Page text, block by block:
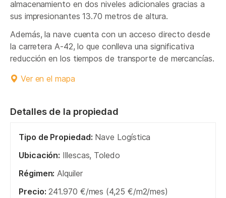
almacenamiento en dos niveles adicionales gracias a
sus impresionantes 13.70 metros de altura.
Además, la nave cuenta con un acceso directo desde
la carretera A-42, lo que conlleva una significativa
reducción en los tiempos de transporte de mercancías.
Ver en el mapa
Detalles de la propiedad
Tipo de Propiedad: Nave Logística
Ubicación: Illescas, Toledo
Régimen: Alquiler
Precio: 241.970 €/mes (4,25 €/m2/mes)